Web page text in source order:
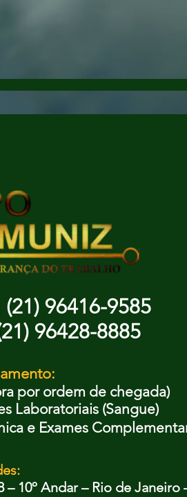
96416-9585
96428-8885
por ordem de chegada)
Laboratoriais (Sangue)
e Exames
10º Andar – Rio de Janeiro